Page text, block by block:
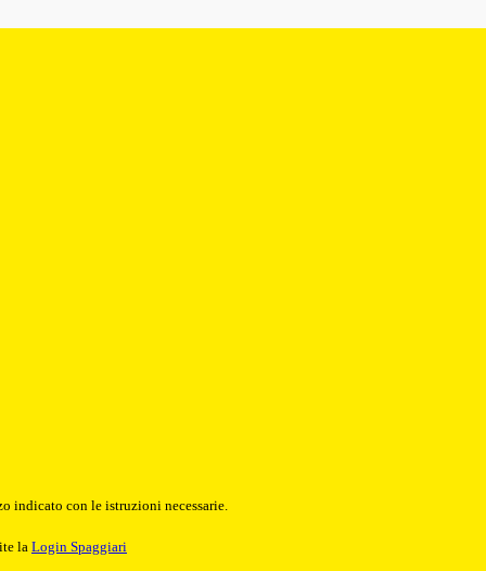
indicato con le istruzioni necessarie.
la Login Spaggiari